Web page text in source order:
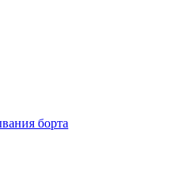
борта